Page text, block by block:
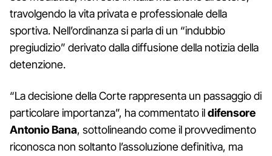
travolgendo la vita privata e professionale della
sportiva. Nell’ordinanza si parla di un “indubbio
pregiudizio” derivato dalla diffusione della notizia della
detenzione.
“La decisione della Corte rappresenta un passaggio di
particolare importanza”, ha commentato ildifensore
Antonio Bana, sottolineando come il provvedimento
riconosca non soltanto l’assoluzione definitiva, ma